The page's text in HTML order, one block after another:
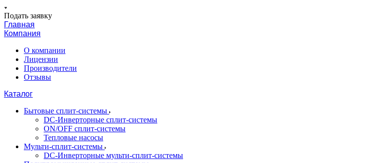
Подать заявку
Главная
Компания
О компании
Лицензии
Производители
Отзывы
Каталог
Бытовые сплит-системы
DC-Инверторные сплит-системы
ON/OFF сплит-системы
Тепловые насосы
Мульти-сплит-системы
DC-Инверторные мульти-сплит-системы